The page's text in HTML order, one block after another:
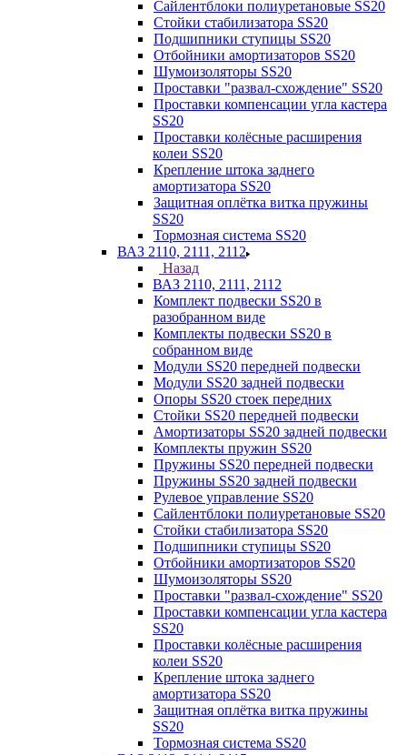
Сайлентблоки полиуретановые SS20
Стойки стабилизатора SS20
Подшипники ступицы SS20
Отбойники амортизаторов SS20
Шумоизоляторы SS20
Проставки "развал-схождение" SS20
Проставки компенсации угла кастера
SS20
Проставки колёсные расширения
колеи SS20
Крепление штока заднего
амортизатора SS20
Защитная оплётка витка пружины
SS20
Тормозная система SS20
ВАЗ 2110, 2111, 2112
Назад
ВАЗ 2110, 2111, 2112
Комплект подвески SS20 в
разобранном виде
Комплекты подвески SS20 в
собранном виде
Модули SS20 передней подвески
Модули SS20 задней подвески
Опоры SS20 стоек передних
Стойки SS20 передней подвески
Амортизаторы SS20 задней подвески
Комплекты пружин SS20
Пружины SS20 передней подвески
Пружины SS20 задней подвески
Рулевое управление SS20
Сайлентблоки полиуретановые SS20
Стойки стабилизатора SS20
Подшипники ступицы SS20
Отбойники амортизаторов SS20
Шумоизоляторы SS20
Проставки "развал-схождение" SS20
Проставки компенсации угла кастера
SS20
Проставки колёсные расширения
колеи SS20
Крепление штока заднего
амортизатора SS20
Защитная оплётка витка пружины
SS20
Тормозная система SS20